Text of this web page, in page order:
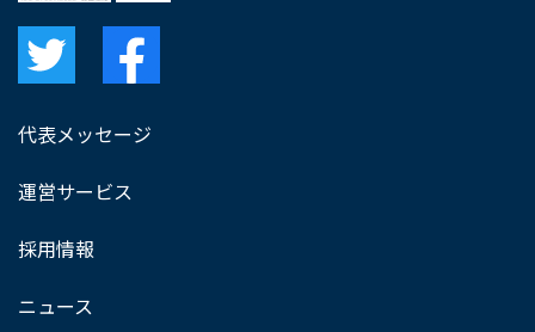
代表メッセージ
運営サービス
採用情報
ニュース